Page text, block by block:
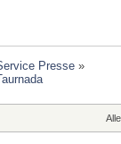
Presse »